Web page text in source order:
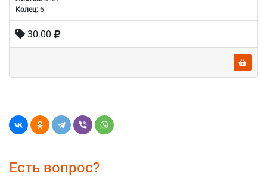
Колец:6
30.00
Есть вопрос?